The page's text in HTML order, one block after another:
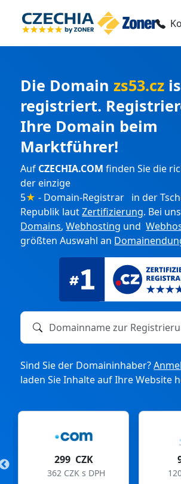
Die Domainzs53.cz
registriert.
Ihre Domain beim
Marktführer!
Auf CZECHIA.COM finden Sie die
der einzige
5★ - Domain-Registrar in der
Republik lautZertifizierung. Bei
Domains,Webhosting und
größten Auswahl an
Domainname zur Registrierung
Sind Sie der Domaininhaber?
laden Sie Inhalte auf Ihre Website
299 CZK
362 CZK s DPH